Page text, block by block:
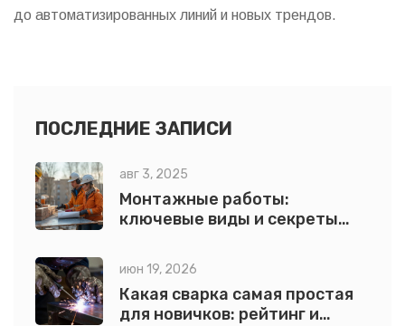
до автоматизированных линий и новых трендов.
ПОСЛЕДНИЕ ЗАПИСИ
авг 3, 2025
Монтажные работы:
ключевые виды и секреты
июн 19, 2026
Какая сварка самая простая
для новичков: рейтинг и